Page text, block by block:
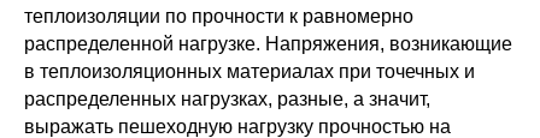
теплоизоляции по прочности к равномерно
распределенной нагрузке. Напряжения, возникающие
в теплоизоляционных материалах при точечных и
распределенных нагрузках, разные, а значит,
выражать пешеходную нагрузку прочностью на